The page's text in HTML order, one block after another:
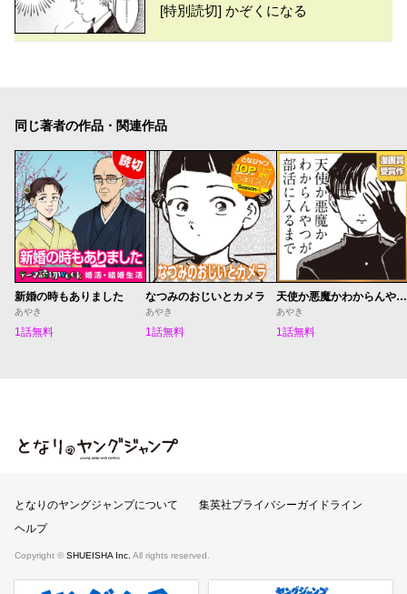
[特別読切] かぞくになる
同じ著者の作品・関連作品
新婚の時もありました
あやき
1話無料
なつみのおじいとカメラ
あやき
1話無料
天使か悪魔かわからんやつが部活に入るまで
あやき
1話無料
となりのヤングジャンプ
となりのヤングジャンプについて
集英社プライバシーガイドライン
ヘルプ
Copyright © SHUEISHA Inc. All rights reserved.
ヤンジャンプラス 週刊ヤングジャンプ公式サイト